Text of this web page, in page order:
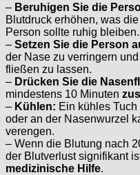
– Beruhigen Sie die
Blutdruck erhöhen, was
Person sollte ruhig bleiben.
– Setzen Sie die Person
der Nase zu verringern
fließen zu lassen.
– Drücken Sie die
mindestens 10 Minuten
– Kühlen: Ein kühles
oder an der Nasenwurzel
verengen.
– Wenn die Blutung nach
der Blutverlust signifikant
medizinische Hilfe.